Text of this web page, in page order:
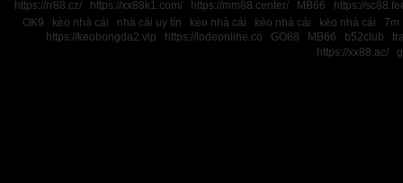
https://rr88.cz/
https://xx88k1.com/ https://mm88.center/ MB66
https://
OK9
kèo nhà cái nhà cái uy tín kèo nhà cái kèo nhà cái kèo nhà cái
7m
https://keobongda2.vip
https://lodeonline.co GO88 MB66 b52club
https://xx88.ac/